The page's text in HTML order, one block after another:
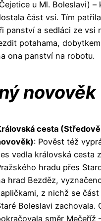
u Ml. Boleslavi) –
část vsi. Tím
panství a sedláci ze vsi
potahama,
ona panství na robotu.
novověk
cesta
: Pověst též
vedla královská cesta z
hradu přes
hrad Bezděz,
z nichž se část
Boleslavi zachovala.
směr Mečeříž